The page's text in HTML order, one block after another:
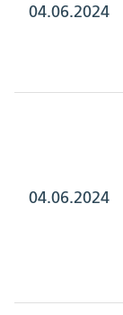
04.06.2024
04.06.2024